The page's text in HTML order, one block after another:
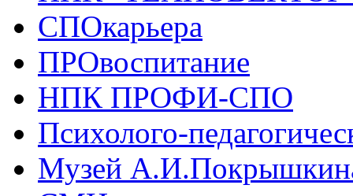
СПОкарьера
ПРОвоспитание
НПК ПРОФИ-СПО
Психолого-
Музей